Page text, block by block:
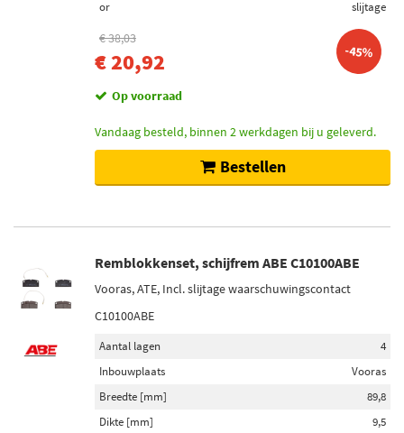
or
slijtage
€ 38,03
€ 20,92 -45%
Op voorraad
Vandaag besteld, binnen 2 werkdagen bij u geleverd.
Bestellen
Remblokkenset, schijfrem ABE C10100ABE
Vooras, ATE, Incl. slijtage waarschuwingscontact
C10100ABE
Aantal lagen
4
Inbouwplaats
Vooras
Breedte [mm]
89,8
Dikte [mm]
9,5